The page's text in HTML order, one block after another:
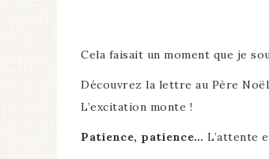
Cela faisait un moment que je
Découvrez la lettre au Père
L’excitation monte !
Patience, patience… L’attente